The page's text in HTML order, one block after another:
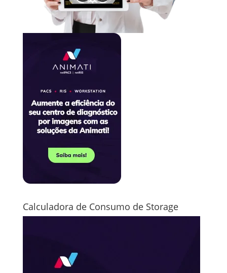
Calculadora de Consumo de Storage